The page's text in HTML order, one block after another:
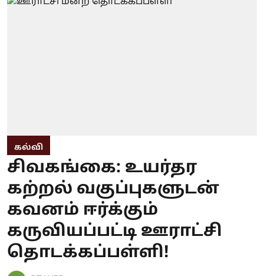
கல்வி
சிவகங்கை: உயர்தர
கற்றல் வகுப்புகளுடன்
கவனம் ஈர்க்கும்
கருவியப்பட்டி ஊராட்சி
தொடக்கப்பள்ளி!